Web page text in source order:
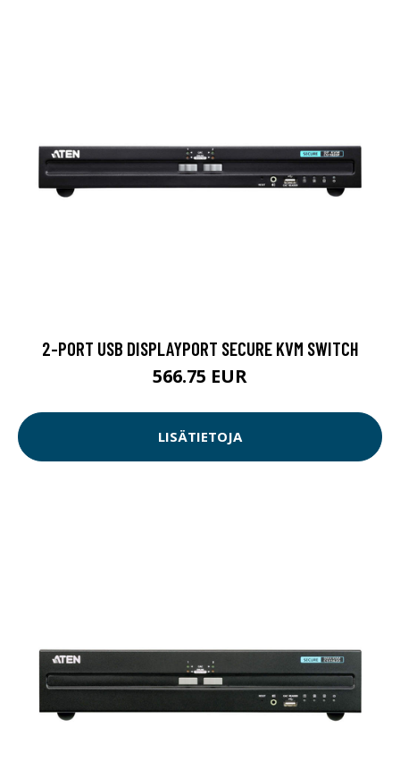
2-PORT USB DISPLAYPORT SECURE KVM SWITCH
566.75 EUR
LISÄTIETOJA